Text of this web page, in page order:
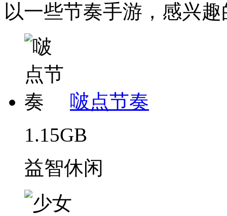
以一些节奏手游，感兴
啵点节奏
1.15GB
益智休闲